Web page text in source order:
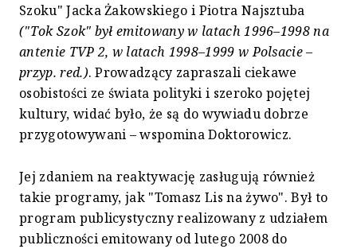
Szoku" Jacka Żakowskiego i Piotra Najsztuba
("Tok Szok" był emitowany w latach 1996–1998 na
antenie TVP 2, w latach 1998–1999 w Polsacie –
przyp. red.). Prowadzący zapraszali ciekawe
osobistości ze świata polityki i szeroko pojętej
kultury, widać było, że są do wywiadu dobrze
przygotowywani – wspomina Doktorowicz.
Jej zdaniem na reaktywację zasługują również
takie programy, jak "Tomasz Lis na żywo". Był to
program publicystyczny realizowany z udziałem
publiczności emitowany od lutego 2008 do